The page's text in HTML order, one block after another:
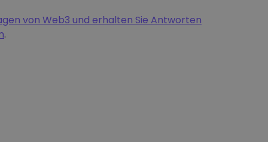
von Web3 und erhalten Sie Antworten
.